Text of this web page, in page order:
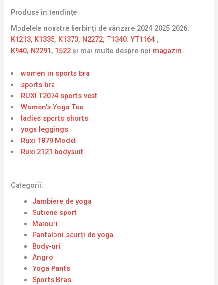
Produse în tendințe
Modelele noastre fierbinți de vânzare 2024 2025 2026:
K1213, K1335, K1373, N2272,T1340,YT1164 ,
K940, N2291 , 1522și mai multe despre noi magazin.
women in sports bra
sports bra
RUXI T2074 sports vest
Women’s Yoga Tee
ladies sports shorts
yoga leggings
Ruxi T879 Model
Ruxi 2121 bodysuit
Categorii:
Jambiere de yoga
Sutiene sport
Maiouri
Pantaloni scurți de yoga
Body-uri
Angro
Yoga Pants
Sports Bras